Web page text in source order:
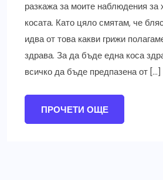
разкажа за моите наблюдения за
косата. Като цяло смятам, че
идва от това какви грижи
здрава. За да бъде една коса
всичко да бъде предпазена от […]
ПРОЧЕТИ ОЩЕ